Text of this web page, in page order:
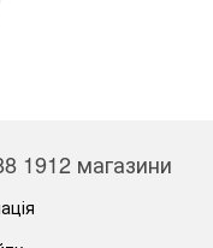
1912 магазини